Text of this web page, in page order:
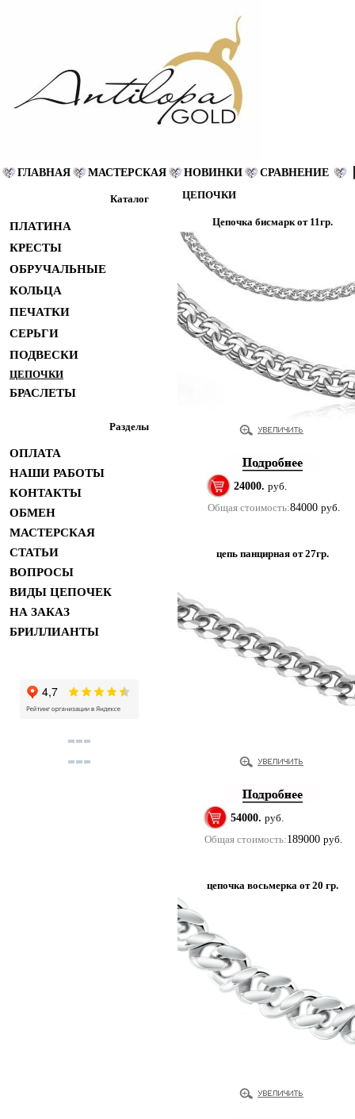
ГЛАВНАЯ МАСТЕРСКАЯ НОВИНКИ СРАВНЕНИЕ
Каталог
ПЛАТИНА
КРЕСТЫ
ОБРУЧАЛЬНЫЕ
КОЛЬЦА
ПЕЧАТКИ
СЕРЬГИ
ПОДВЕСКИ
ЦЕПОЧКИ
БРАСЛЕТЫ
Разделы
ОПЛАТА
НАШИ РАБОТЫ
КОНТАКТЫ
ОБМЕН
МАСТЕРСКАЯ
СТАТЬИ
ВОПРОСЫ
ВИДЫ ЦЕПОЧЕК
НА ЗАКАЗ
БРИЛЛИАНТЫ
ЦЕПОЧКИ
Цепочка бисмарк от 11гр.
24000. руб.
Общая стоимость:84000 руб.
цепь панцирная от 27гр.
54000. руб.
Общая стоимость:189000 руб.
цепочка восьмерка от 20 гр.